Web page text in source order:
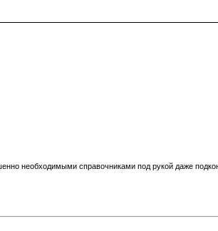
необходимыми справочниками под рукой даже